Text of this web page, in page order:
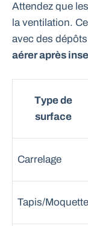
Attendez que
la ventilation.
avec des
aérer après
Type de
surface
Carrelage
Tapis/Moquette